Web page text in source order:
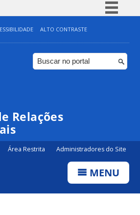
Simplifique!
Comunica BR
Participe
ALTO CONTRASTE
Relações
Área Restrita Administradores do Site
MENU